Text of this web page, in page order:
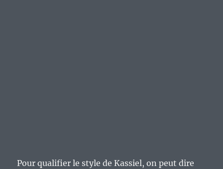
Pour qualifier le style de Kassiel, on peut dire